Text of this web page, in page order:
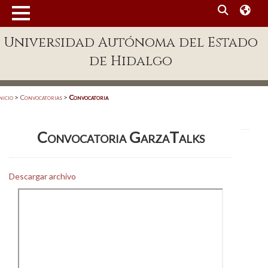
Enlaces
Patronato
Publicaciones en línea
Universidad Autónoma del Estado
de Hidalgo
> Convocatorias > Convocatoria
Convocatoria GarzaTalks
Descargar archivo